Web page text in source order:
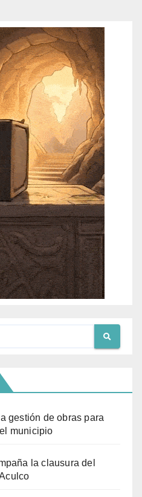
gestión de obras para
municipio
la clausura del